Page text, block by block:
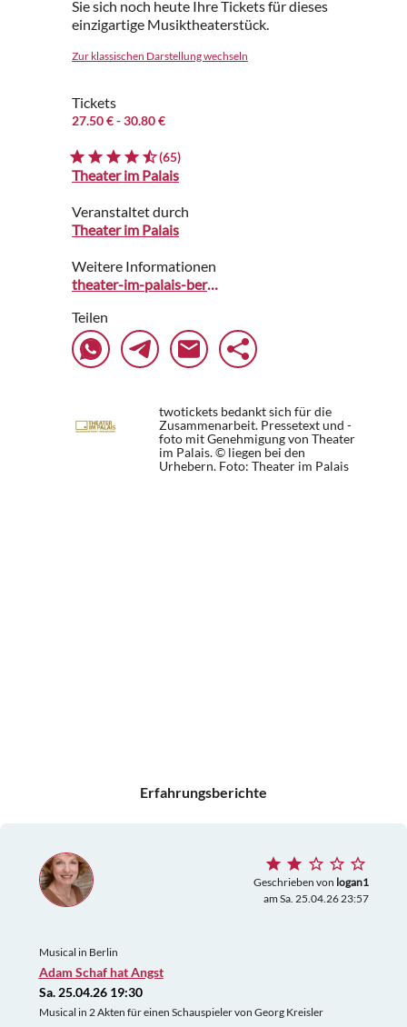
Sie sich noch heute Ihre Tickets für dieses
einzigartige Musiktheaterstück.
Zur klassischen Darstellung wechseln
Tickets
27.50 €- 30.80 €
(65)
Theater im Palais
Veranstaltet durch
Theater im Palais
Weitere Informationen
theater-im-palais-berlin.reservix.de
Teilen
twotickets bedankt sich für die
Zusammenarbeit. Pressetext und -
foto mit Genehmigung von Theater
im Palais. © liegen bei den
Urhebern. Foto: Theater im Palais
Erfahrungsberichte
Geschrieben von logan1
am Sa. 25.04.26 23:57
Musical in Berlin
Adam Schaf hat Angst
Sa. 25.04.26 19:30
Musical in 2 Akten für einen Schauspieler von Georg Kreisler